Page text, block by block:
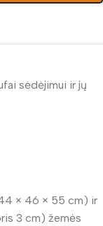
sėdėjimui ir jų
× 46 × 55 cm) ir
3 cm) žemės